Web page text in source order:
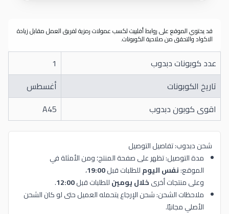
قد يحتوي الموقع على روابط أفلييت لكسب عمولات رمزية لفريق العمل مقابل زيادة
الاكواد والتحقق من صلاحية الكوبونات.
عدد كوبونات دبدوب
1
تاريخ الكوبونات
أغسطس
اقوى كوبون دبدوب
A45
شحن دبدوب: تفاصيل التوصيل
مدة التوصيل: تظهر على صفحة المنتج؛ ومن الأمثلة في
الموقع:نفس اليومللطلبات قبل19:00،
وعلى منتجات أخرىخلال يومينللطلبات قبل12:00
.
ملاحظات الشحن: شحن الإرجاع يتحمله العميل حتى لو كان الشحن
الأصلي مجانيًا.